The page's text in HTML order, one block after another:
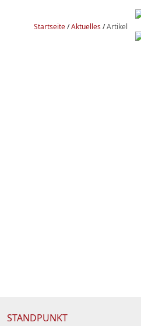
Startseite/Aktuelles/Artikel
STANDPUNKT